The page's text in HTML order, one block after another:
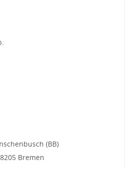
(BB)
Bremen